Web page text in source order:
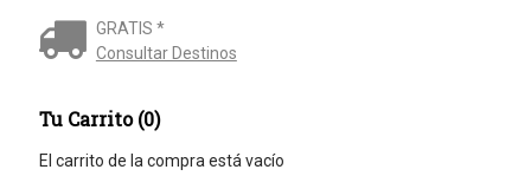
GRATIS *
Consultar Destinos
Tu Carrito (0)
El carrito de la compra está vacío